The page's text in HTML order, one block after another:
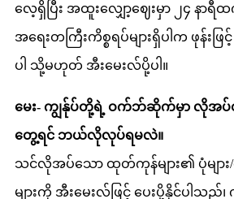
လေ့ရှိပြီး အထူးလျှော့ဈေးမှာ ၂၄ နာရီထ
အရေးတကြီးကိစ္စရပ်များရှိပါက ဖု
ပါ သို့မဟုတ် အီးမေးလ်ပို့ပါ။
မေး- ကျွန်ုပ်တို့ရဲ့ ဝက်ဘ်ဆိုက်မှာ လိုအ
တွေ့ရင် ဘယ်လိုလုပ်ရမလဲ။
သင်လိုအပ်သော ထုတ်ကုန်များ၏ ပုံများ/
များကို အီးမေးလ်ဖြင့် ပေးပို့နိုင်ပါသည်